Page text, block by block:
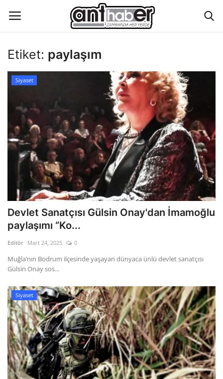
Aktüel Magazin
Hakkımızda
İletişim
Asayiş
Çevre
Gizlilik Politikası
Reklam ve İşbirliği
Bodrum Trafik Yoğunluk Haritası
Turizm
Siyaset
Bodrum Nöbetçi Eczaneler
Etiket: paylaşım
Siyaset
Devlet Sanatçısı Gülsin Onay'dan İmamoğlu
paylaşımı “Ko...
Editör Mart 24, 2025 0
Muğla’nın Bodrum ilçesinde yaşayan dünyaca ünlü devlet sanatçısı
Gülsin Onay sos...
Siyaset